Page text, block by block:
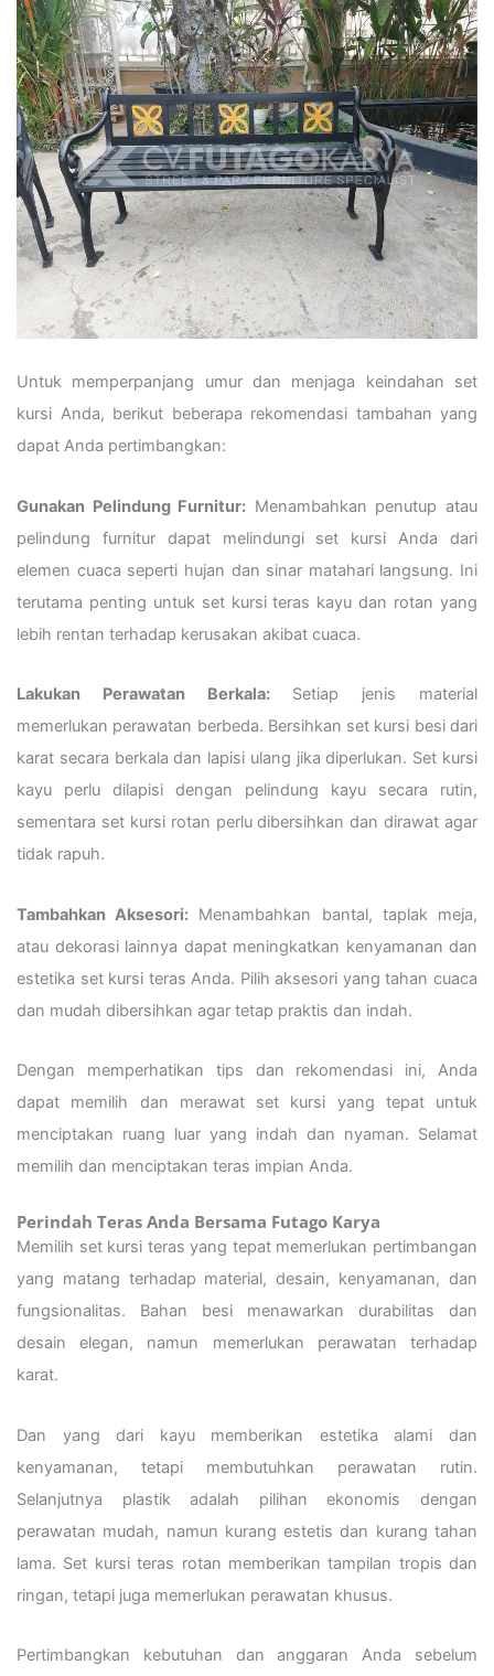
Untuk memperpanjang umur dan menjaga keindahan set
kursi Anda, berikut beberapa rekomendasi tambahan yang
dapat Anda pertimbangkan:
Gunakan Pelindung Furnitur: Menambahkan penutup atau
pelindung furnitur dapat melindungi set kursi Anda dari
elemen cuaca seperti hujan dan sinar matahari langsung. Ini
terutama penting untuk set kursi teras kayu dan rotan yang
lebih rentan terhadap kerusakan akibat cuaca.
Lakukan Perawatan Berkala:Setiap jenis material
memerlukan perawatan berbeda. Bersihkan set kursi besi dari
karat secara berkala dan lapisi ulang jika diperlukan. Set kursi
kayu perlu dilapisi dengan pelindung kayu secara rutin,
sementara set kursi rotan perlu dibersihkan dan dirawat agar
tidak rapuh.
Tambahkan Aksesori: Menambahkan bantal, taplak meja,
atau dekorasi lainnya dapat meningkatkan kenyamanan dan
estetika set kursi teras Anda. Pilih aksesori yang tahan cuaca
dan mudah dibersihkan agar tetap praktis dan indah.
Dengan memperhatikan tips dan rekomendasi ini, Anda
dapat memilih dan merawat set kursi yang tepat untuk
menciptakan ruang luar yang indah dan nyaman. Selamat
memilih dan menciptakan teras impian Anda.
Perindah Teras Anda Bersama Futago Karya
Memilih set kursi teras yang tepat memerlukan pertimbangan
yang matang terhadap material, desain, kenyamanan, dan
fungsionalitas. Bahan besi menawarkan durabilitas dan
desain elegan, namun memerlukan perawatan terhadap
karat.
Dan yang dari kayu memberikan estetika alami dan
kenyamanan, tetapi membutuhkan perawatan rutin.
Selanjutnya plastik adalah pilihan ekonomis dengan
perawatan mudah, namun kurang estetis dan kurang tahan
lama. Set kursi teras rotan memberikan tampilan tropis dan
ringan, tetapi juga memerlukan perawatan khusus.
Pertimbangkan kebutuhan dan anggaran Anda sebelum